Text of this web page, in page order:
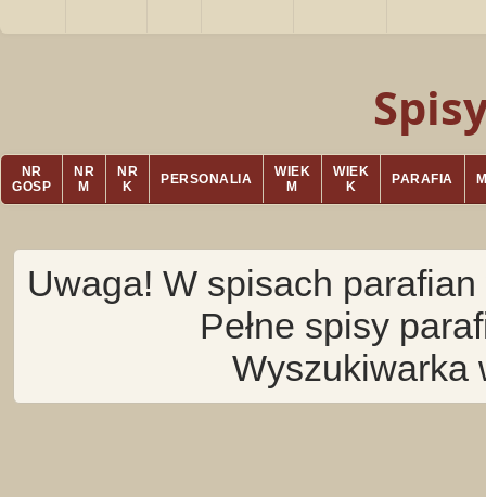
NR
GOSP
NR
M
NR
K
PERSONALIA
WIEK
M
WIEK
K
PARAFIA
Uwaga! W spisach
Pełne spisy
Wyszukiwarka